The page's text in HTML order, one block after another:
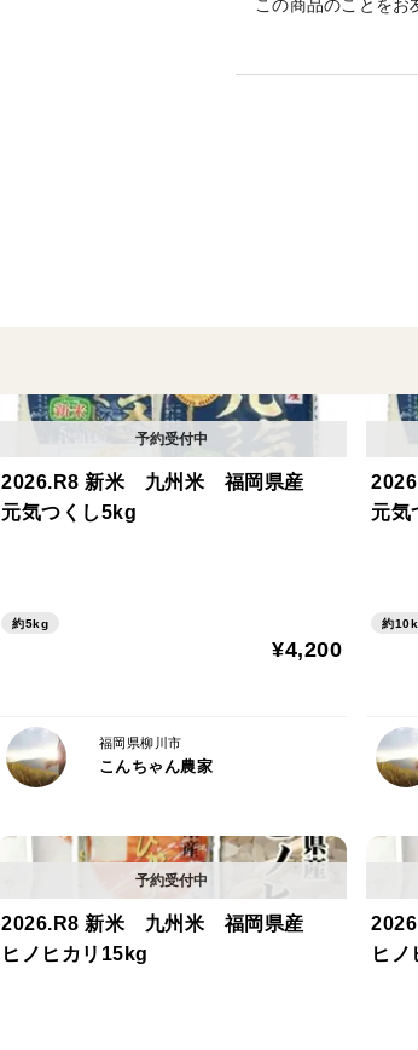
※離島の場合送料の
この商品のことをお
2026.R8 新米 九州米 福岡県産
元気つくし5kg
約5kg
¥4,200
福岡県柳川市
こんちゃん農家
元気
約
2026.R8 新米 九州米 福岡県産
ヒノヒカリ15kg
ヒノ